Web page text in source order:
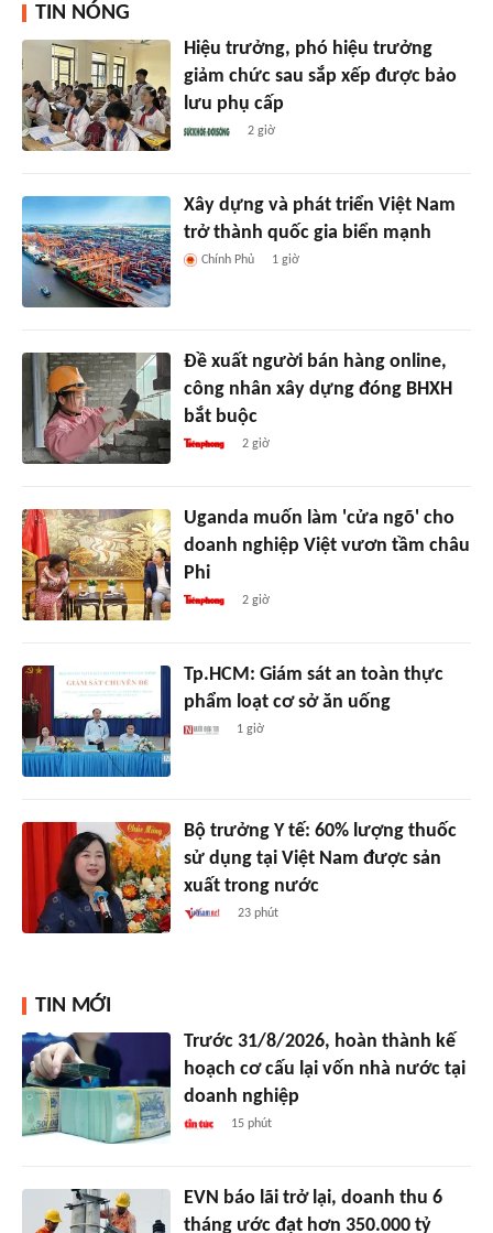
TIN NÓNG
Hiệu trưởng, phó hiệu trưởng
giảm chức sau sắp xếp được bảo
lưu phụ cấp
2 giờ
Xây dựng và phát triển Việt Nam
trở thành quốc gia biển mạnh
Chính Phủ 1 giờ
Đề xuất người bán hàng online,
công nhân xây dựng đóng BHXH
bắt buộc
2 giờ
Uganda muốn làm 'cửa ngõ' cho
doanh nghiệp Việt vươn tầm châu
Phi
2 giờ
Tp.HCM: Giám sát an toàn thực
phẩm loạt cơ sở ăn uống
1 giờ
Bộ trưởng Y tế: 60% lượng thuốc
sử dụng tại Việt Nam được sản
xuất trong nước
23 phút
TIN MỚI
Trước 31/8/2026, hoàn thành kế
hoạch cơ cấu lại vốn nhà nước tại
doanh nghiệp
15 phút
EVN báo lãi trở lại, doanh thu 6
tháng ước đạt hơn 350.000 tỷ